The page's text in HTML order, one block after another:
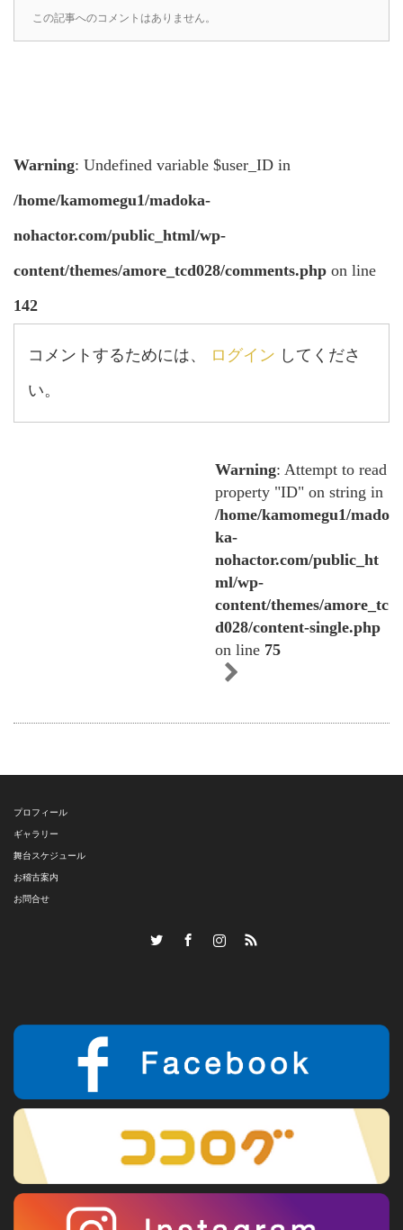
この記事へのコメントはありません。
Warning: Undefined variable $user_ID in
/home/kamomegu1/madoka-
nohactor.com/public_html/wp-
content/themes/amore_tcd028/comments.php on line
142
コメントするためには、 ログイン してくださ
い。
Warning: Attempt to read
property "ID" on string in
/home/kamomegu1/mado
ka-
nohactor.com/public_ht
ml/wp-
content/themes/amore_tc
d028/content-single.php
on line 75
プロフィール
ギャラリー
舞台スケジュール
お稽古案内
お問合せ
Instagram
RSS